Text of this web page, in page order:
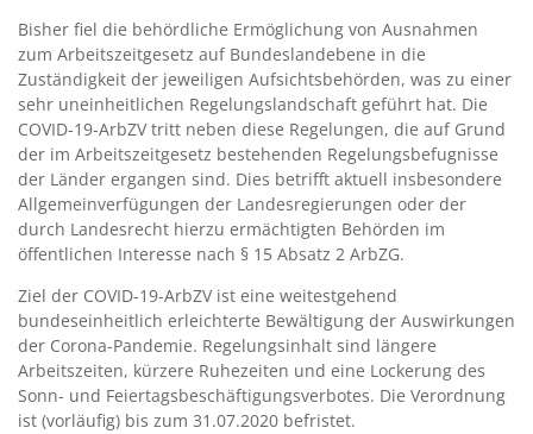
Bisher fiel die behördliche Ermöglichung von Ausnahmen
zum Arbeitszeitgesetz auf Bundeslandebene in die
Zuständigkeit der jeweiligen Aufsichtsbehörden, was zu einer
sehr uneinheitlichen Regelungslandschaft geführt hat. Die
COVID-19-ArbZV tritt neben diese Regelungen, die auf Grund
der im Arbeitszeitgesetz bestehenden Regelungsbefugnisse
der Länder ergangen sind. Dies betrifft aktuell insbesondere
Allgemeinverfügungen der Landesregierungen oder der
durch Landesrecht hierzu ermächtigten Behörden im
öffentlichen Interesse nach § 15 Absatz 2 ArbZG.
Ziel der COVID-19-ArbZV ist eine weitestgehend
bundeseinheitlich erleichterte Bewältigung der Auswirkungen
der Corona-Pandemie. Regelungsinhalt sind längere
Arbeitszeiten, kürzere Ruhezeiten und eine Lockerung des
Sonn- und Feiertagsbeschäftigungsverbotes. Die Verordnung
ist (vorläufig) bis zum 31.07.2020 befristet.